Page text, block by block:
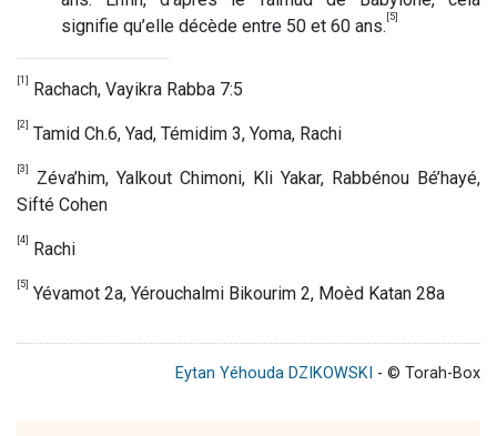
signifie qu’elle décède entre 50 et 60 ans. [5]
[1] Rachach, Vayikra Rabba 7:5
[2] Tamid Ch.6, Yad, Témidim 3, Yoma, Rachi
[3]
Zéva’him, Yalkout Chimoni, Kli Yakar, Rabbénou Bé’hayé,
Sifté Cohen
[4] Rachi
[5] Yévamot 2a, Yérouchalmi Bikourim 2, Moèd Katan 28a
Eytan Yéhouda DZIKOWSKI - © Torah-Box